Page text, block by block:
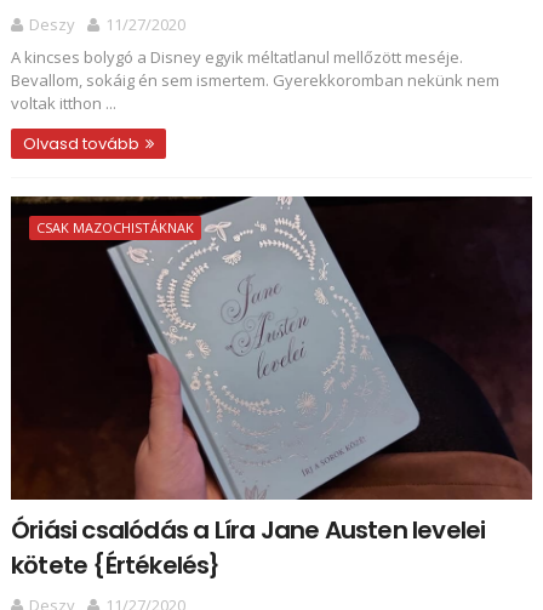
Deszy
11/27/2020
A kincses bolygó a Disney egyik méltatlanul mellőzött meséje.
Bevallom, sokáig én sem ismertem. Gyerekkoromban nekünk nem
voltak itthon ...
Olvasd tovább
CSAK MAZOCHISTÁKNAK
Óriási csalódás a Líra Jane Austen levelei
kötete {Értékelés}
Deszy
11/27/2020